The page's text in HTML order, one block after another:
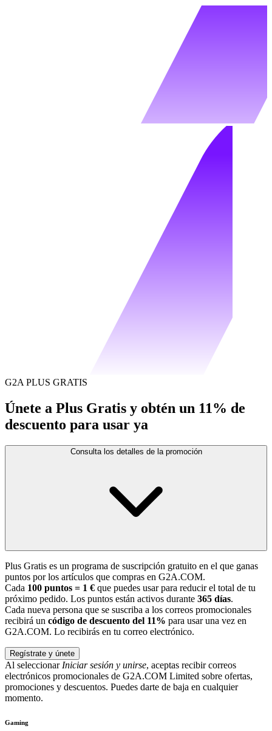
G2A PLUS GRATIS
Únete a Plus Gratis y obtén un 11% de
descuento para usar ya
Consulta los detalles de la promoción
Plus Gratis es un programa de suscripción gratuito en el que ganas
puntos por los artículos que compras en G2A.COM.
Cada 100 puntos = 1 € que puedes usar para reducir el total de tu
próximo pedido. Los puntos están activos durante 365 días.
Cada nueva persona que se suscriba a los correos promocionales
recibirá un código de descuento del 11% para usar una vez en
G2A.COM. Lo recibirás en tu correo electrónico.
Regístrate y únete
Al seleccionar Iniciar sesión y unirse, aceptas recibir correos
electrónicos promocionales de G2A.COM Limited sobre ofertas,
promociones y descuentos. Puedes darte de baja en cualquier
momento.
Gaming